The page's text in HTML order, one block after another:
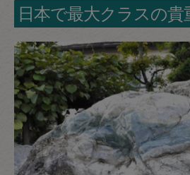
日本で最大クラスの